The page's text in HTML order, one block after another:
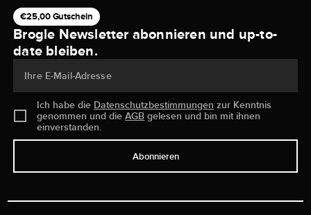
€25,00 Gutschein
Brogle Newsletter abonnieren und up-to-
date bleiben.
Ihre E-Mail-Adresse
Ich habe die Datenschutzbestimmungen zur Kenntnis
genommen und dieAGB gelesen und bin mit ihnen
einverstanden.
Abonnieren